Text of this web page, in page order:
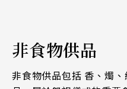
非食物供品
非食物供品包括 香、燭